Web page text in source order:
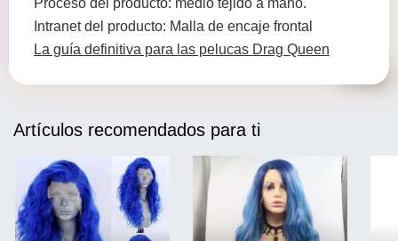
Proceso del producto: medio tejido a mano.
Intranet del producto: Malla de encaje frontal
La guía definitiva para las pelucas Drag Queen
Artículos recomendados para ti